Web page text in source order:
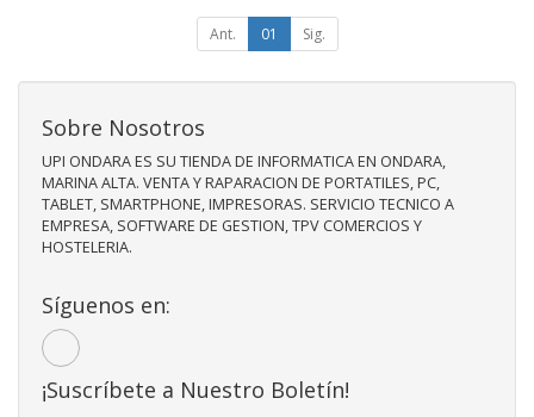
Ant. 01 Sig.
Sobre Nosotros
UPI ONDARA ES SU TIENDA DE INFORMATICA EN ONDARA,
MARINA ALTA. VENTA Y RAPARACION DE PORTATILES, PC,
TABLET, SMARTPHONE, IMPRESORAS. SERVICIO TECNICO A
EMPRESA, SOFTWARE DE GESTION, TPV COMERCIOS Y
HOSTELERIA.
Síguenos en:
¡Suscríbete a Nuestro Boletín!